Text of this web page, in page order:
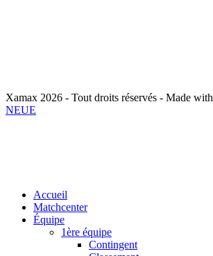
Xamax 2026 - Tout droits réservés - Made with
NEUE
Close
Menu
Accueil
Matchcenter
Équipe
1ère équipe
Contingent